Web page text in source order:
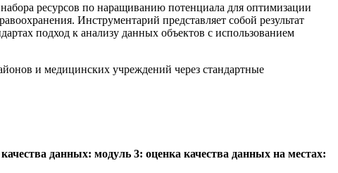
ресурсов по наращиванию потенциала для оптимизации
Инструментарий представляет собой результат
подход к анализу данных объектов с использованием
и медицинских учреждений через стандартные
данных: модуль 3: оценка качества данных на местах: